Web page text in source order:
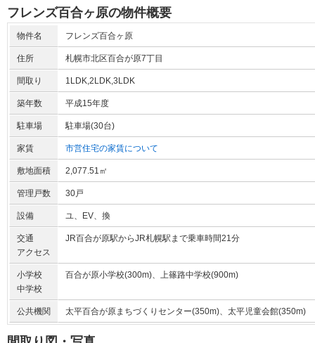
フレンズ百合ヶ原の物件概要
物件名 フレンズ百合ヶ原
住所 札幌市北区百合が原7丁目
間取り 1LDK,2LDK,3LDK
築年数 平成15年度
駐車場 駐車場(30台)
家賃 市営住宅の家賃について
敷地面積 2,077.51㎡
管理戸数 30戸
設備 ユ、EV、換
交通
アクセス
JR百合が原駅からJR札幌駅まで乗車時間21分
小学校
中学校
百合が原小学校(300m)、上篠路中学校(900m)
公共機関 太平百合が原まちづくりセンター(350m)、太平児童会館(350m)